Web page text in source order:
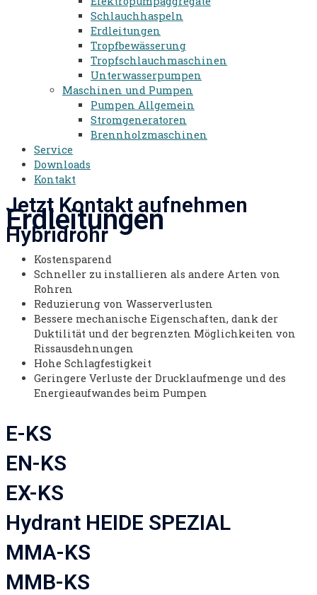
Schlauchhaspeln
Erdleitungen
Tropfbewässerung
Tropfschlauchmaschinen
Unterwasserpumpen
Maschinen und Pumpen
Pumpen Allgemein
Stromgeneratoren​
Brennholzmaschinen
Service
Downloads
Kontakt
Jetzt Kontakt aufnehmen
Erdleitungen
Hybridrohr
Kostensparend
Schneller zu installieren als andere Arten von
Rohren
Reduzierung von Wasserverlusten
Bessere mechanische Eigenschaften, dank der
Duktilität und der begrenzten Möglichkeiten von
Rissausdehnungen
Hohe Schlagfestigkeit
Geringere Verluste der Drucklaufmenge und des
Energieaufwandes beim Pumpen
E-KS
EN-KS
EX-KS
Hydrant HEIDE SPEZIAL
MMA-KS
MMB-KS